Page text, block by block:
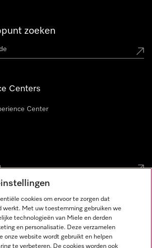
zoeken
Centers
Center
op Youtube
cookies om ervoor te zorgen dat
werkt. Met uw toestemming gebruiken we
technologieën van Miele en derden
en personalisatie. Deze verzamelen
onze website wordt gebruikt en helpen
te verbeteren. De cookies worden ook